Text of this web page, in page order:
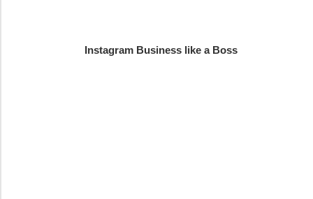
Instagram Business like a Boss